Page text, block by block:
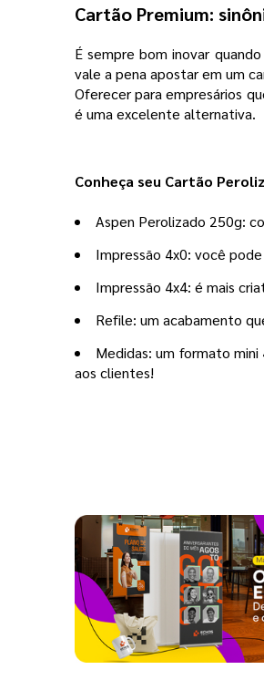
Cartão Premium:
É sempre bom inovar
vale a pena apostar em um
Oferecer para empresários
é uma excelente alternativa.
Conheça seu Cartão
Aspen Perolizado 250g:
Impressão 4x0: você
Impressão 4x4: é mais
Refile: um acabamento
Medidas: um formato
aos clientes!